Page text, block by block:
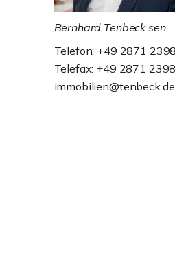
Bernhard Tenbeck sen.
Telefon: +49 2871
Telefax: +49 2871
immobilien@tenbeck.de